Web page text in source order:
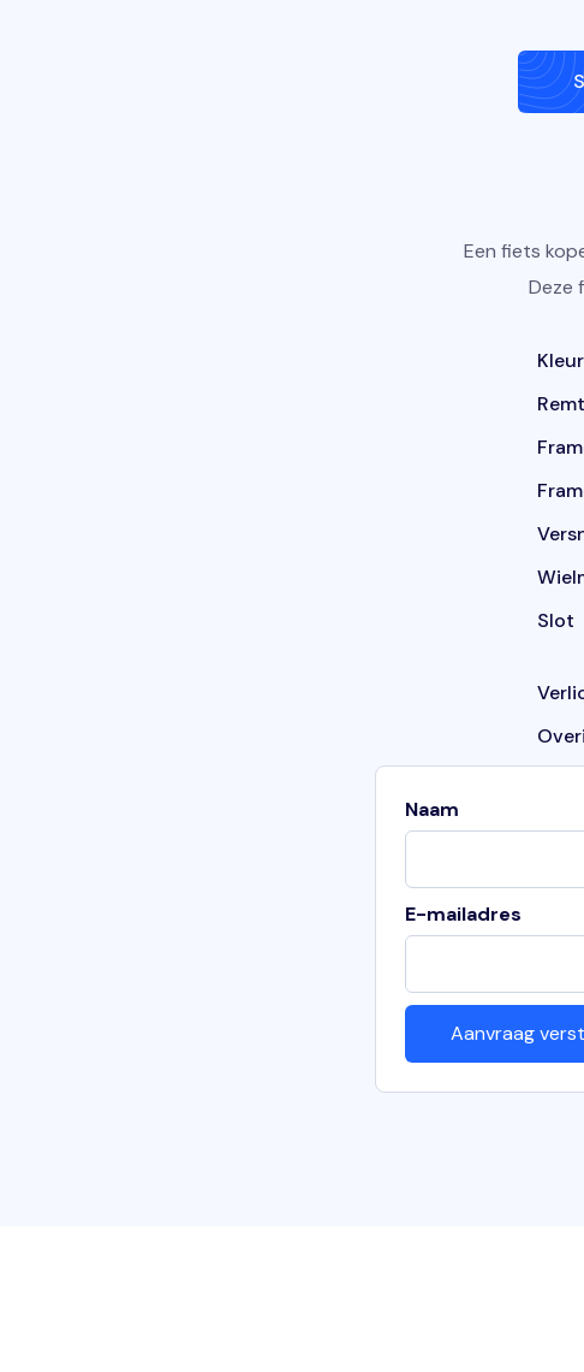
Een fiets
Deze
Kleur
Slot
Naam
E-mailadres